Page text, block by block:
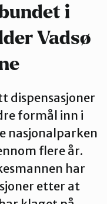
i
Vadsø
dispensasjoner
formål inn i
nasjonalparken
flere år.
har
etter at